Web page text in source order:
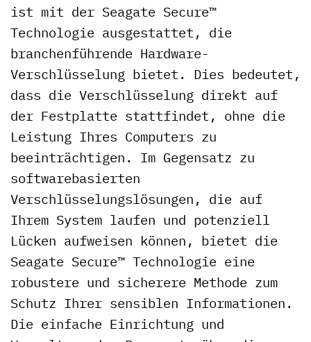
ist mit der Seagate Secure™
Technologie ausgestattet, die
branchenführende Hardware-
Verschlüsselung bietet. Dies bedeutet,
dass die Verschlüsselung direkt auf
der Festplatte stattfindet, ohne die
Leistung Ihres Computers zu
beeinträchtigen. Im Gegensatz zu
softwarebasierten
Verschlüsselungslösungen, die auf
Ihrem System laufen und potenziell
Lücken aufweisen können, bietet die
Seagate Secure™ Technologie eine
robustere und sicherere Methode zum
Schutz Ihrer sensiblen Informationen.
Die einfache Einrichtung und